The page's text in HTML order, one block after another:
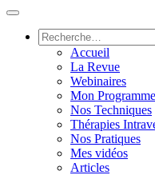
Accueil
La Revue
Webinaires
Mon Programme
Nos Techniques
Thérapies
Nos Pratiques
Mes vidéos
Articles